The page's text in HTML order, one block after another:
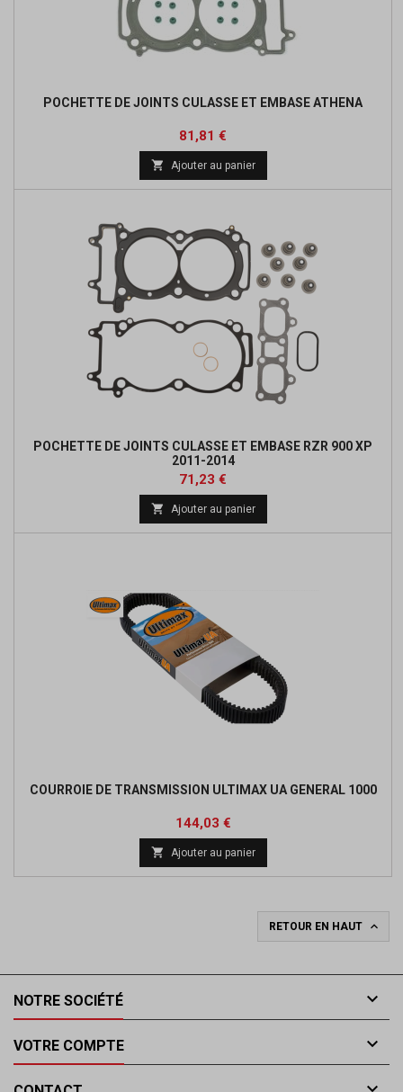
POCHETTE DE JOINTS CULASSE ET EMBASE ATHENA
Prix
81,81 €
base
 Ajouter au panier
POCHETTE DE JOINTS CULASSE ET EMBASE RZR 900 XP
2011-2014
Prix
71,23 €
base
 Ajouter au panier
COURROIE DE TRANSMISSION ULTIMAX UA GENERAL 1000
Prix
144,03 €Prix
de
base
 Ajouter au panier
RETOUR EN HAUT 
NOTRE SOCIÉTÉ 
VOTRE COMPTE 